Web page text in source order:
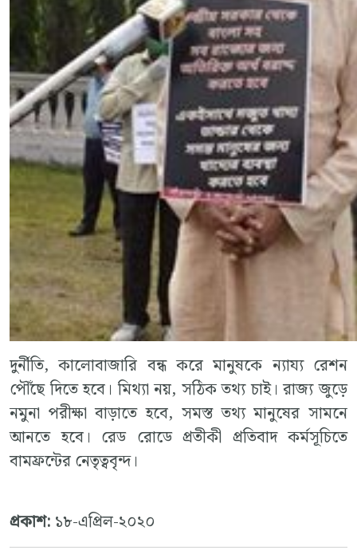
দুর্নীতি, কালোবাজারি বন্ধ করে মানুষকে ন্যায্য রেশন
পৌঁছে দিতে হবে। মিথ্যা নয়, সঠিক তথ্য চাই। রাজ্য জুড়ে
নমুনা পরীক্ষা বাড়াতে হবে, সমস্ত তথ্য মানুষের সামনে
আনতে হবে। রেড রোডে প্রতীকী প্রতিবাদ কর্মসূচিতে
বামফ্রন্টের নেতৃত্ববৃন্দ।
প্রকাশ: ১৮-এপ্রিল-২০২০